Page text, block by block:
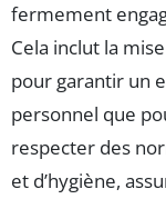
fermement
Cela inclut la
pour garantir un
personnel que
respecter des
et d’hygiène,